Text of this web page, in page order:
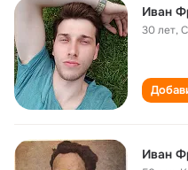
Иван
30 лет,
Иван